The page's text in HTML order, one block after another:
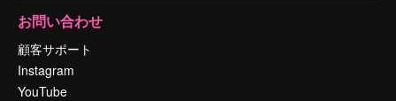
お問い合わせ
顧客サポート
Instagram
YouTube